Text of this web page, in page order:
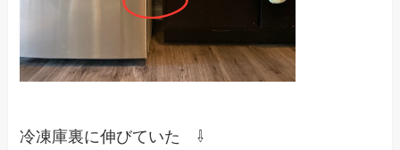
冷凍庫裏に伸びていた ⇩